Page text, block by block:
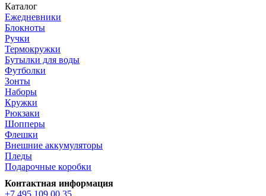
Каталог
Ежедневники
Блокноты
Ручки
Термокружки
Бутылки для воды
Футболки
Зонты
Наборы
Кружки
Рюкзаки
Шопперы
Флешки
Внешние аккумуляторы
Пледы
Подарочные коробки
Контактная информация
+7 495 109 00 35